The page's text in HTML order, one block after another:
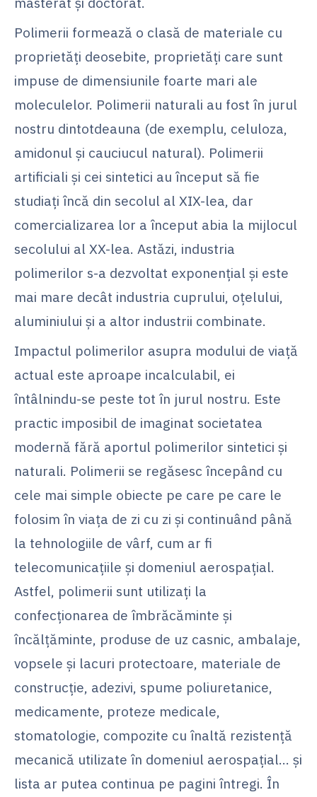
Polimerii formează o clasă de materiale cu
proprietăți deosebite, proprietăți care sunt
impuse de dimensiunile foarte mari ale
moleculelor. Polimerii naturali au fost în jurul
nostru dintotdeauna (de exemplu, celuloza,
amidonul și cauciucul natural). Polimerii
artificiali și cei sintetici au început să fie
studiați încă din secolul al XIX-lea, dar
comercializarea lor a început abia la mijlocul
secolului al XX-lea. Astăzi, industria
polimerilor s-a dezvoltat exponențial și este
mai mare decât industria cuprului, oțelului,
aluminiului și a altor industrii combinate.
Impactul polimerilor asupra modului de viață
actual este aproape incalculabil, ei
întâlnindu-se peste tot în jurul nostru. Este
practic imposibil de imaginat societatea
modernă fără aportul polimerilor sintetici și
naturali. Polimerii se regăsesc începând cu
cele mai simple obiecte pe care pe care le
folosim în viața de zi cu zi și continuând până
la tehnologiile de vârf, cum ar fi
telecomunicațiile și domeniul aerospațial.
Astfel, polimerii sunt utilizați la
confecționarea de îmbrăcăminte și
încălțăminte, produse de uz casnic, ambalaje,
vopsele și lacuri protectoare, materiale de
construcție, adezivi, spume poliuretanice,
medicamente, proteze medicale,
stomatologie, compozite cu înaltă rezistență
mecanică utilizate în domeniul aerospațial… și
lista ar putea continua pe pagini întregi. În